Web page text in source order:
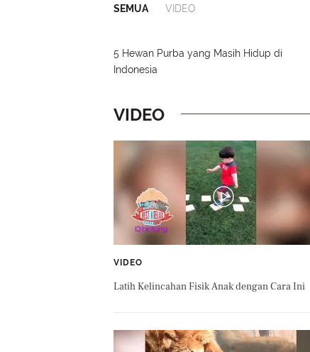
SEMUA VIDEO
5 Hewan Purba yang Masih Hidup di
Indonesia
VIDEO
VIDEO
Latih Kelincahan Fisik Anak dengan Cara Ini